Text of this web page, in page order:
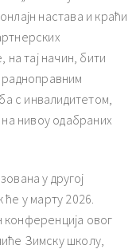
настава и краћи
на тај начин, бити
радноправним
с инвалидитетом,
нивоу одабраних
у другој
у марту 2026.
конференција овог
Зимску школу,